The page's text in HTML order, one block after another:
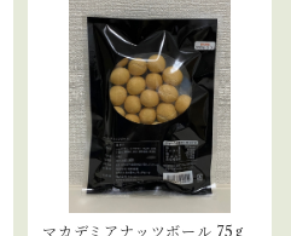
マカデミアナッツボール 75g